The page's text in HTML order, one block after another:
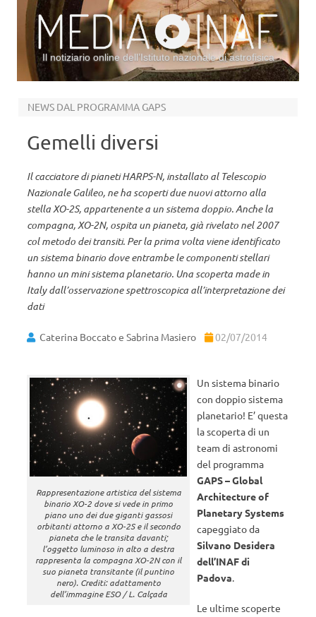
Il notiziario online dell’Istituto nazionale di astrofisica
NEWS DAL PROGRAMMA GAPS
Gemelli diversi
Il cacciatore di pianeti HARPS-N, installato al Telescopio
Nazionale Galileo, ne ha scoperti due nuovi attorno alla
stella XO-2S, appartenente a un sistema doppio. Anche la
compagna, XO-2N, ospita un pianeta, già rivelato nel 2007
col metodo dei transiti. Per la prima volta viene identificato
un sistema binario dove entrambe le componenti stellari
hanno un mini sistema planetario. Una scoperta made in
Italy dall’osservazione spettroscopica all’interpretazione dei
dati
Caterina Boccato e Sabrina Masiero 02/07/2014
Rappresentazione artistica del sistema
binario XO-2 dove si vede in primo
piano uno dei due giganti gassosi
orbitanti attorno a XO-2S e il secondo
pianeta che le transita davanti;
l’oggetto luminoso in alto a destra
rappresenta la compagna XO-2N con il
suo pianeta transitante (il puntino
nero). Crediti: adattamento
dell’immagine ESO / L. Calçada
Un sistema binario
con doppio sistema
planetario! E’ questa
la scoperta di un
team di astronomi
del programma
GAPS– Global
Architecture of
Planetary Systems
capeggiato da
Silvano Desidera
dell’INAF di
Padova.
Le ultime scoperte